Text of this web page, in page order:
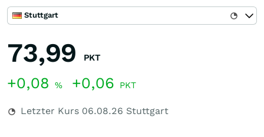
Stuttgart
73,99 PKT
+0,08 % +0,06 PKT
Letzter Kurs 06.08.26 Stuttgart